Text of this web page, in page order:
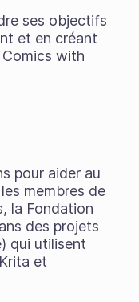
ses objectifs
et en créant
with
pour aider au
membres de
la Fondation
des projets
qui utilisent
et